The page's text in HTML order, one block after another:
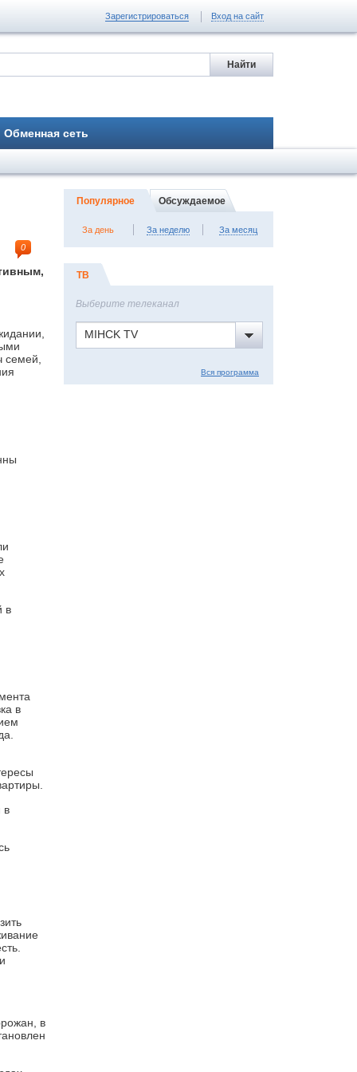
Зарегистрироваться Вход на сайт
Обменная сеть
0
семей,
в
в
в
в
Популярное Обсуждаемое
За день За неделю За месяц
ТВ
Выберите телеканал
MIHCK TV
Вся программа